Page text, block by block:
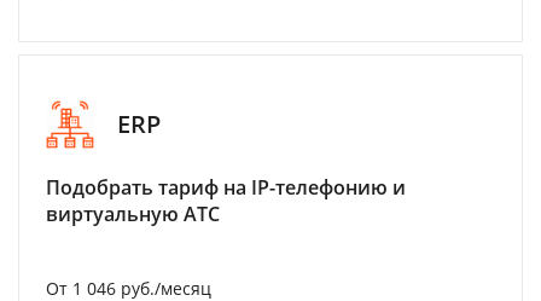
ERP
Подобрать тариф на IP-телефонию и
виртуальную АТС
От 1 046 руб./месяц